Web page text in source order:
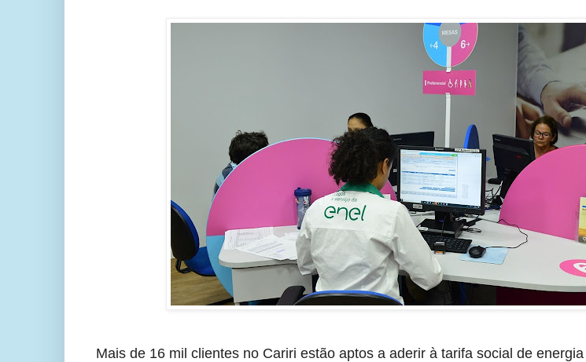
Mais de 16 mil clientes no Cariri estão aptos a aderir à tarifa social de